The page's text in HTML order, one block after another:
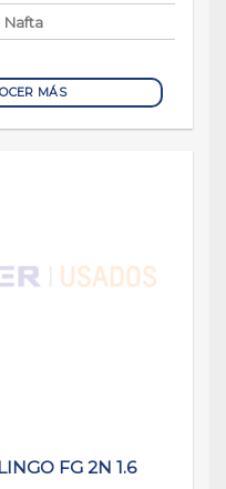
Nafta
MÁS
FG 2N 1.6